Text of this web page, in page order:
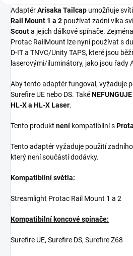
AdaptérArisaka Tailcap umožňuje
Rail Mount 1 a 2 používat zadní víka
Scouta jejich dálkové spínače.
Protac RailMount lze nyní používat s
D-IT a TNVC/Unity TAPS, které jsou
laserovými/iluminátory, jako jsou řady
Aby tento adaptér fungoval, vyžaduje
Surefire UE nebo DS. TakéNEFUNGUJE
HL-X a HL-X Laser.
Tento produkt neníkompatibilní s
Tento adaptér vyžaduje použití
který není součástí dodávky.
Kompatibilní světla:
Streamlight Protac Rail Mount 1 a 2
Kompatibilní koncové spínače:
Surefire UE, Surefire DS, Surefire Z68